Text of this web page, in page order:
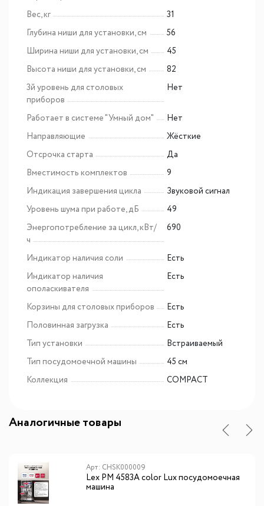
Вес, кг
31
Глубина ниши для установки, см
56
Ширина ниши для установки, см
45
Высота ниши для установки, см
82
3й уровень для столовых
приборов
Нет
Работает в системе "Умный дом"
Нет
Направляющие
Жёсткие
Отсрочка старта
Да
Вместимость комплектов
9
Индикация завершения цикла
Звуковой сигнал
Уровень шума при работе, дБ
49
Энергопотребление за цикл, кВт/
ч
690
Индикатор наличия соли
Есть
Индикатор наличия
ополаскивателя
Есть
Корзины для столовых приборов
Есть
Половинная загрузка
Есть
Тип установки
Встраиваемый
Тип посудомоечной машины
45 см
Коллекция
COMPACT
Аналогичные товары
Арт: CHSK000009
Lex PM 4583А color Lux посудомоечная
машина